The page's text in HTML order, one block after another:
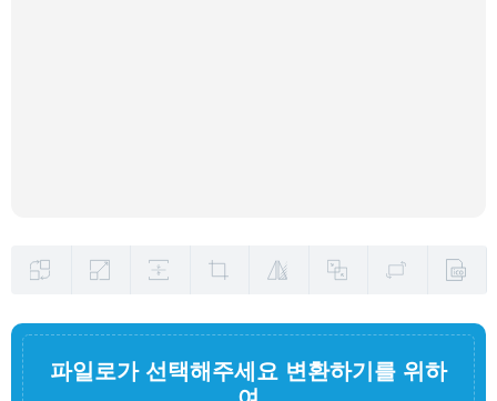
파일로가 선택해주세요 변환하기를 위하